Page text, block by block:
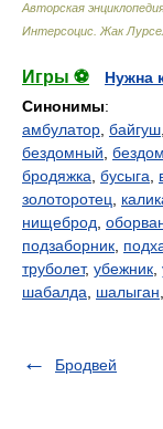
Авторская
Интерсоцис Жак
Игры ⚽
Нужна
Синонимы:
амбулатор байгуш
бездомный
бродяжка бусыга
золоторотец
нищеброд
подзаборник
труболет, убежник
шабалда
шалыган
Бродвей